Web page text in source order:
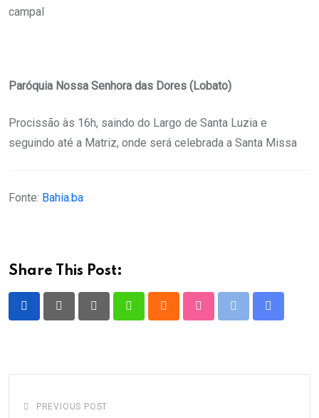
campal
Paróquia Nossa Senhora das Dores (Lobato)
Procissão às 16h, saindo do Largo de Santa Luzia e
seguindo até a Matriz, onde será celebrada a Santa Missa
Fonte: Bahia.ba
Share This Post:
PREVIOUS POST